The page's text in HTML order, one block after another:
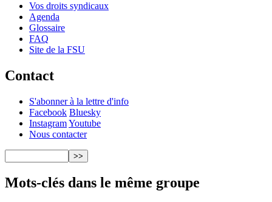
Vos droits syndicaux
Agenda
Glossaire
FAQ
Site de la FSU
Contact
S'abonner à la lettre d'info
Facebook Bluesky
InstagramYoutube
Nous contacter
Mots-clés dans le même groupe